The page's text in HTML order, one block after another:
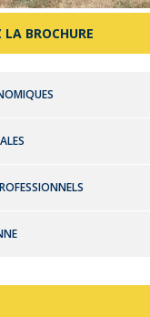
LA BROCHURE